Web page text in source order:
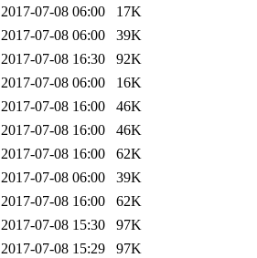
2017-07-08 06:00
17K
2017-07-08 06:00
39K
2017-07-08 16:30
92K
2017-07-08 06:00
16K
2017-07-08 16:00
46K
2017-07-08 16:00
46K
2017-07-08 16:00
62K
2017-07-08 06:00
39K
2017-07-08 16:00
62K
2017-07-08 15:30
97K
2017-07-08 15:29
97K